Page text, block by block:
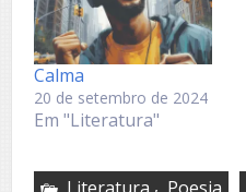
Calma
20 de setembro de 2024
Em "Literatura"
,